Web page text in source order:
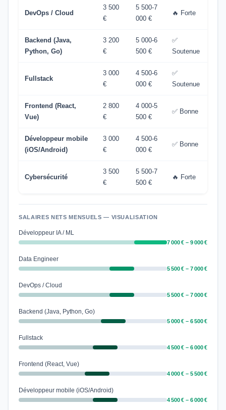
DevOps / Cloud
3 500
€
5 500-7
000 €
🔥 Forte
Backend (Java,
Python, Go)
3 200
€
5 000-6
500 €
✅
Soutenue
Fullstack
3 000
€
4 500-6
000 €
✅
Soutenue
Frontend (React,
Vue)
2 800
€
4 000-5
500 €
✅ Bonne
Développeur mobile
(iOS/Android)
3 000
€
4 500-6
000 €
✅ Bonne
Cybersécurité
3 500
€
5 500-7
500 €
🔥 Forte
SALAIRES NETS MENSUELS — VISUALISATION
Développeur IA / ML
7 000 € – 9 000 €
Data Engineer
5 500 € – 7 000 €
DevOps / Cloud
5 500 € – 7 000 €
Backend (Java, Python, Go)
5 000 € – 6 500 €
Fullstack
4 500 € – 6 000 €
Frontend (React, Vue)
4 000 € – 5 500 €
Développeur mobile (iOS/Android)
4 500 € – 6 000 €